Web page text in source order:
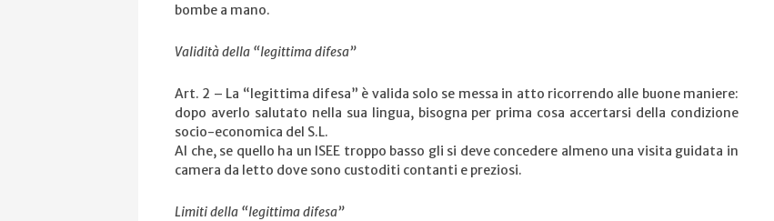
bombe a mano.
Validità della “legittima difesa”
Art. 2 – La “legittima difesa” è valida solo se messa in atto ricorrendo alle buone maniere:
dopo averlo salutato nella sua lingua, bisogna per prima cosa accertarsi della condizione
socio-economica del S.L.
Al che, se quello ha un ISEE troppo basso gli si deve concedere almeno una visita guidata in
camera da letto dove sono custoditi contanti e preziosi.
Limiti della “legittima difesa”